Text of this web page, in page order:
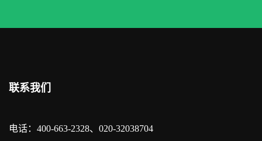
联系我们
电话：400-663-2328、020-32038704